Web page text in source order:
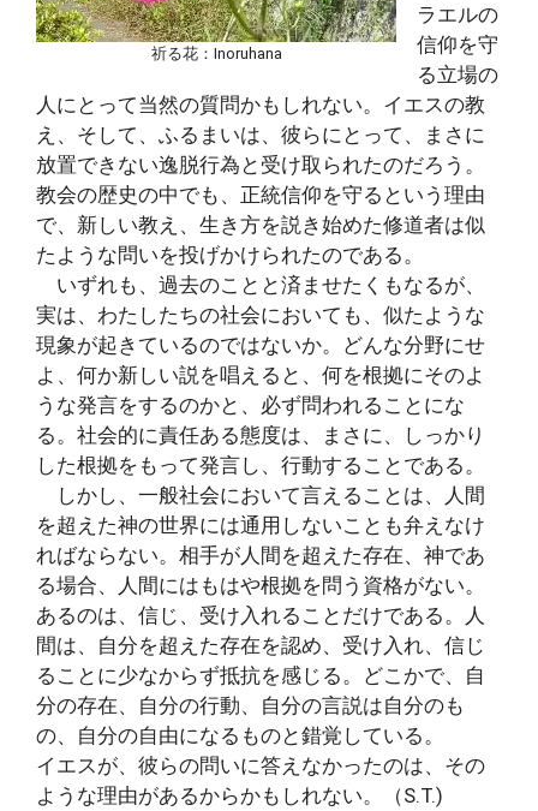
祈る花：Inoruhana
ラエルの
信仰を守
る立場の
人にとって当然の質問かもしれない。イエスの教
え、そして、ふるまいは、彼らにとって、まさに
放置できない逸脱行為と受け取られたのだろう。
教会の歴史の中でも、正統信仰を守るという理由
で、新しい教え、生き方を説き始めた修道者は似
たような問いを投げかけられたのである。
いずれも、過去のことと済ませたくもなるが、
実は、わたしたちの社会においても、似たような
現象が起きているのではないか。どんな分野にせ
よ、何か新しい説を唱えると、何を根拠にそのよ
うな発言をするのかと、必ず問われることにな
る。社会的に責任ある態度は、まさに、しっかり
した根拠をもって発言し、行動することである。
しかし、一般社会において言えることは、人間
を超えた神の世界には通用しないことも弁えなけ
ればならない。相手が人間を超えた存在、神であ
る場合、人間にはもはや根拠を問う資格がない。
あるのは、信じ、受け入れることだけである。人
間は、自分を超えた存在を認め、受け入れ、信じ
ることに少なからず抵抗を感じる。どこかで、自
分の存在、自分の行動、自分の言説は自分のも
の、自分の自由になるものと錯覚している。
イエスが、彼らの問いに答えなかったのは、その
ような理由があるからかもしれない。（S.T.)